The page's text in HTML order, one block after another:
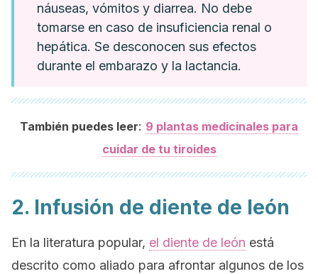
náuseas, vómitos y diarrea. No debe
tomarse en caso de insuficiencia renal o
hepática. Se desconocen sus efectos
durante el embarazo y la lactancia.
También puedes leer: 9 plantas medicinales para
cuidar de tu tiroides
2. Infusión de diente de león
En la literatura popular, el diente de león está
descrito como aliado para afrontar algunos de los